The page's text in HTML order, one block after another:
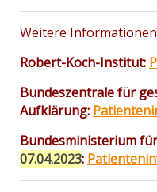
Weitere
Robert-Koch-Institut:
Bundeszentrale für
Aufklärung:
Bundesministerium
07.04.2023: